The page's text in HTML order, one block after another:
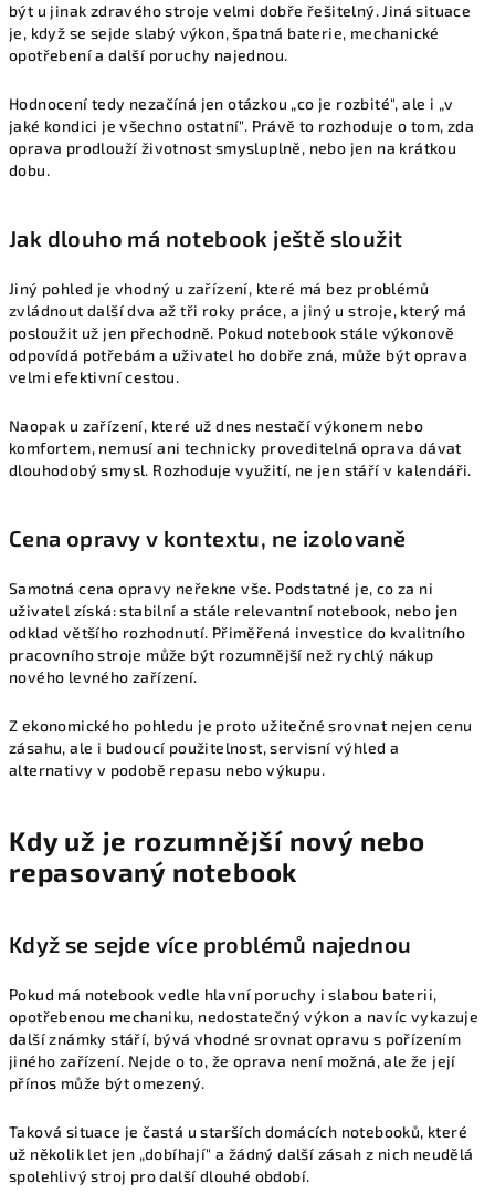
být u jinak zdravého stroje velmi dobře řešitelný. Jiná situace
je, když se sejde slabý výkon, špatná baterie, mechanické
opotřebení a další poruchy najednou.
Hodnocení tedy nezačíná jen otázkou „co je rozbité", ale i „v
jaké kondici je všechno ostatní". Právě to rozhoduje o tom, zda
oprava prodlouží životnost smysluplně, nebo jen na krátkou
dobu.
Jak dlouho má notebook ještě sloužit
Jiný pohled je vhodný u zařízení, které má bez problémů
zvládnout další dva až tři roky práce, a jiný u stroje, který má
posloužit už jen přechodně. Pokud notebook stále výkonově
odpovídá potřebám a uživatel ho dobře zná, může být oprava
velmi efektivní cestou.
Naopak u zařízení, které už dnes nestačí výkonem nebo
komfortem, nemusí ani technicky proveditelná oprava dávat
dlouhodobý smysl. Rozhoduje využití, ne jen stáří v kalendáři.
Cena opravy v kontextu, ne izolovaně
Samotná cena opravy neřekne vše. Podstatné je, co za ni
uživatel získá: stabilní a stále relevantní notebook, nebo jen
odklad většího rozhodnutí. Přiměřená investice do kvalitního
pracovního stroje může být rozumnější než rychlý nákup
nového levného zařízení.
Z ekonomického pohledu je proto užitečné srovnat nejen cenu
zásahu, ale i budoucí použitelnost, servisní výhled a
alternativy v podobě repasu nebo výkupu.
Kdy už je rozumnější nový nebo
repasovaný notebook
Když se sejde více problémů najednou
Pokud má notebook vedle hlavní poruchy i slabou baterii,
opotřebenou mechaniku, nedostatečný výkon a navíc vykazuje
další známky stáří, bývá vhodné srovnat opravu s pořízením
jiného zařízení. Nejde o to, že oprava není možná, ale že její
přínos může být omezený.
Taková situace je častá u starších domácích notebooků, které
už několik let jen „dobíhají" a žádný další zásah z nich neudělá
spolehlivý stroj pro další dlouhé období.